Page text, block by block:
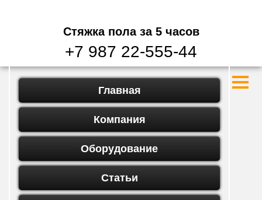
Стяжка пола за 5 часов
+7 987 22-555-44
Главная
Компания
Оборудование
Статьи